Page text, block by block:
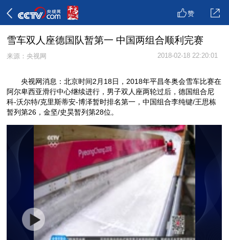
赞
雪车双人座德国队暂第一 中国两组合顺利完赛
来源：央视网 2018-02-18 22:20:01
央视网消息：北京时间2月18日，2018年平昌冬奥会雪车比赛在
阿尔卑西亚滑行中心继续进行，男子双人座两轮过后，德国组合尼
科-沃尔特/克里斯蒂安-博泽暂时排名第一，中国组合李纯键/王思栋
暂列第26，金坚/史昊暂列第28位。